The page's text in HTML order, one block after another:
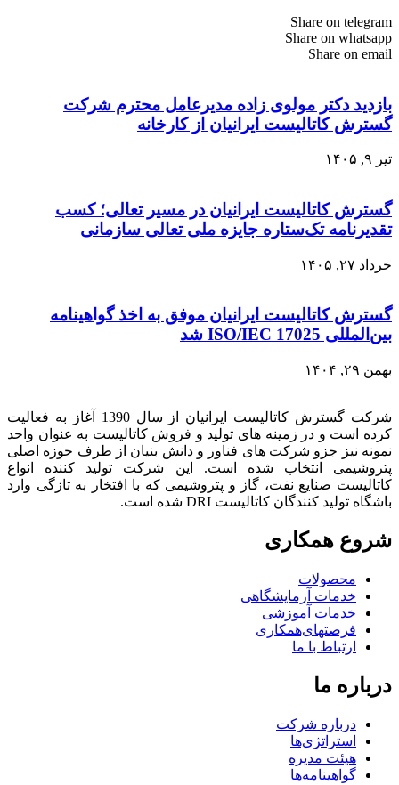
Share on telegram
Share on whatsapp
Share on email
بازدید دکتر مولوی زاده مدیرعامل محترم شرکت
گسترش کاتالیست ایرانیان از کارخانه
تیر ۹, ۱۴۰۵
گسترش کاتالیست ایرانیان در مسیر تعالی؛ کسب
تقدیرنامه تک‌ستاره جایزه ملی تعالی سازمانی
خرداد ۲۷, ۱۴۰۵
گسترش کاتالیست ایرانیان موفق به اخذ گواهینامه
بین‌المللی ISO/IEC 17025 شد
بهمن ۲۹, ۱۴۰۴
شرکت گسترش کاتالیست ایرانیان از سال 1390 آغاز به فعالیت
کرده است و در زمینه های تولید و فروش کاتالیست به عنوان واحد
نمونه نیز جزو شرکت های فناور و دانش بنیان از طرف حوزه اصلی
پتروشیمی انتخاب شده است. این شرکت تولید کننده انواع
کاتالیست صنایع نفت، گاز و پتروشیمی که با افتخار به تازگی وارد
باشگاه تولید کنندگان کاتالیست DRI شده است.
شروع همکاری
محصولات
خدمات آزمایشگاهی
خدمات آموزشی
فرصتهای‌همکاری
ارتباط با ما
درباره ما
درباره شرکت
استراتژی‌ها
هیئت مدیره
گواهینامه‌ها